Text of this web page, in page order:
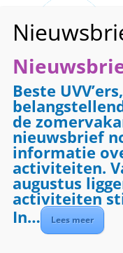
« Alle Evenementen
Biljarten
11 januari 2027 @
Beste
de
nieuwsbrief
informatie
activiteiten.
augustus
activiteiten
In…
Lees meer